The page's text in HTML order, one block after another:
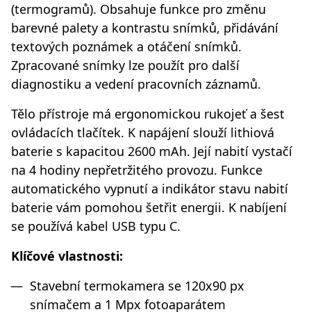
(termogramů). Obsahuje funkce pro změnu
barevné palety a kontrastu snímků, přidávání
textových poznámek a otáčení snímků.
Zpracované snímky lze použít pro další
diagnostiku a vedení pracovních záznamů.
Tělo přístroje má ergonomickou rukojeť a šest
ovládacích tlačítek. K napájení slouží lithiová
baterie s kapacitou 2600 mAh. Její nabití vystačí
na 4 hodiny nepřetržitého provozu. Funkce
automatického vypnutí a indikátor stavu nabití
baterie vám pomohou šetřit energii. K nabíjení
se používá kabel USB typu C.
Klíčové vlastnosti:
Stavební termokamera se 120x90 px
snímačem a 1 Mpx fotoaparátem